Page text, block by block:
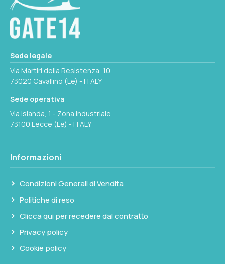
utilizzabile in condizioni meteo variabili senza
protezioni aggiuntive, pur non essendo
stagno per immersione.
Il prisma BAK-7 assicura una buona
trasmissione luminosa per la categoria. Il
trattamento antiriflesso multi-strato riduce i
riflessi interni migliorando il contrasto
dell'immagine. Con un campo visivo di 123 m
a 1000 m, la copertura angolare è adeguata
d'altura. Il corpo misura 185 mm di lunghezza
per un peso di 790 g, maneggevole anche con
mare mosso. Colore nero.
gamma, questo binocolo monta prisma BAK-7
anziché BAK-4: il BAK-4, con apertura
pupillare circolare, offre in linea generale una
Sede legale
Via Martiri della Resistenza, 10
73020 Cavallino (Le) - ITALY
Sede operativa
Via Islanda, 1 - Zona Industriale
73100 Lecce (Le) - ITALY
Informazioni
Condizioni Generali di Vendita
Politiche di reso
Clicca qui per recedere dal contratto
Privacy policy
Cookie policy